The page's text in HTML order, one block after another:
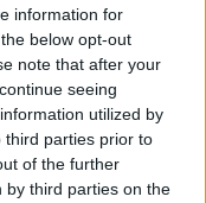
information for
below opt-out
note that after your
seeing
utilized by
third parties prior to
of the further
by third parties on the
ΤΙΣ